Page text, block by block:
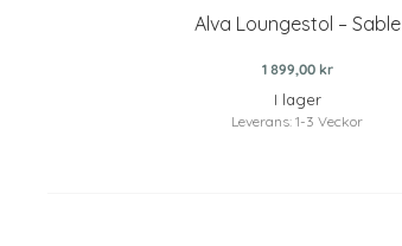
Alva Loungestol – Sable
1 899,00 kr
I lager
Leverans: 1-3 Veckor